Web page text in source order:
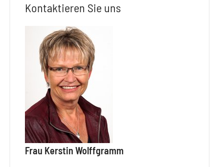
Kontaktieren Sie uns
Frau Kerstin Wolffgramm